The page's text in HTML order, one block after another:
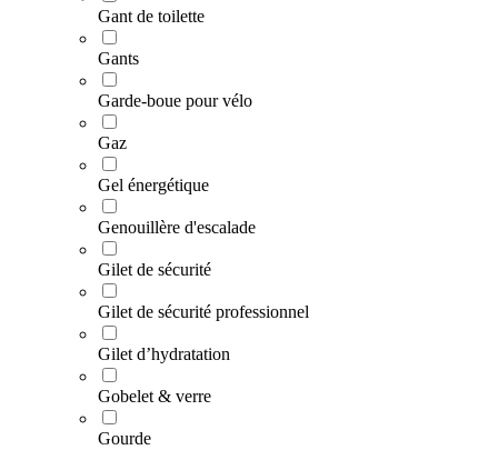
Gant de toilette
Gants
Garde-boue pour vélo
Gaz
Gel énergétique
Genouillère d'escalade
Gilet de sécurité
Gilet de sécurité professionnel
Gilet d’hydratation
Gobelet & verre
Gourde